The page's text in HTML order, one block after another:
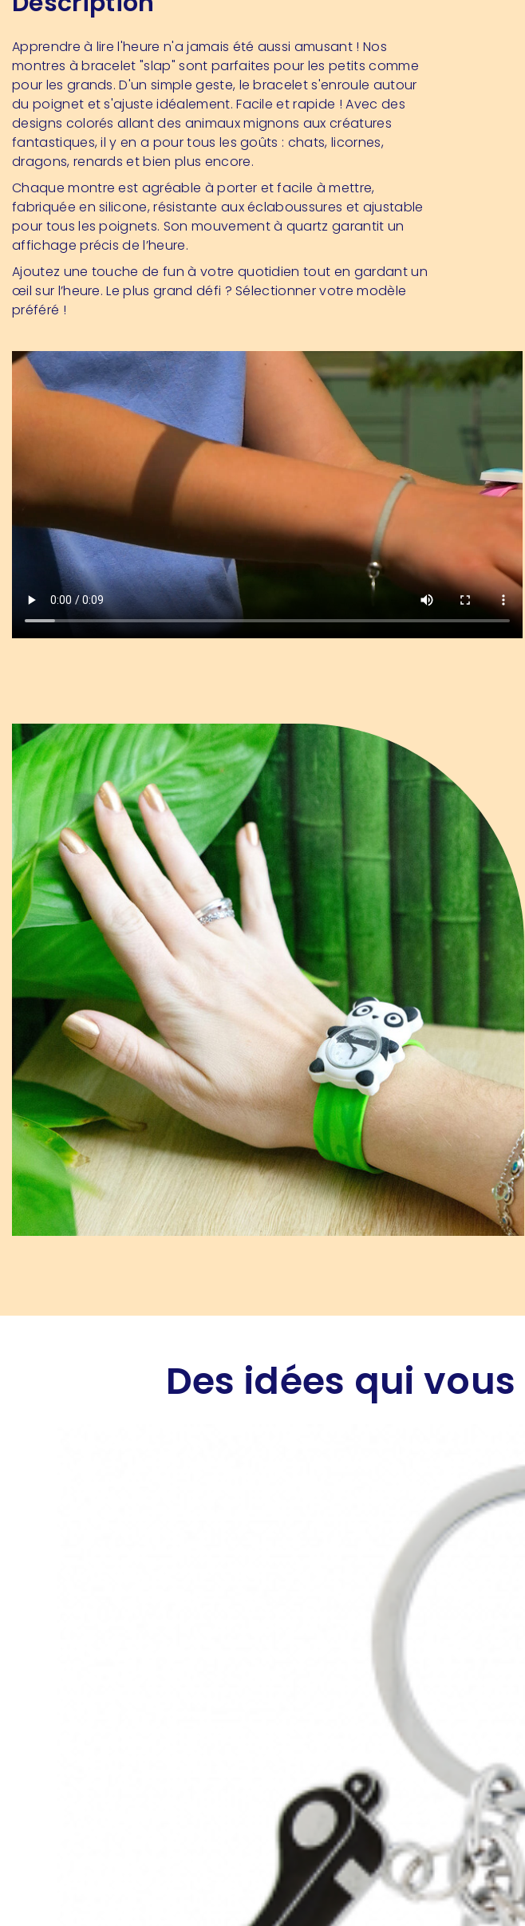
Apprendre à lire l'heure n'a jamais été aussi amusant ! Nos
montres à bracelet "slap" sont parfaites pour les petits comme
pour les grands. D'un simple geste, le bracelet s'enroule autour
du poignet et s'ajuste idéalement. Facile et rapide ! Avec des
designs colorés allant des animaux mignons aux créatures
fantastiques, il y en a pour tous les goûts : chats, licornes,
dragons, renards et bien plus encore.
Chaque montre est agréable à porter et facile à mettre,
fabriquée en silicone, résistante aux éclaboussures et ajustable
pour tous les poignets. Son mouvement à quartz garantit un
affichage précis de l’heure.
Ajoutez une touche de fun à votre quotidien tout en gardant un
œil sur l’heure. Le plus grand défi ? Sélectionner votre modèle
préféré !
Des idées qui